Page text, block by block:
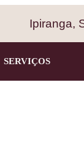
Ipiranga,
SERVIÇOS